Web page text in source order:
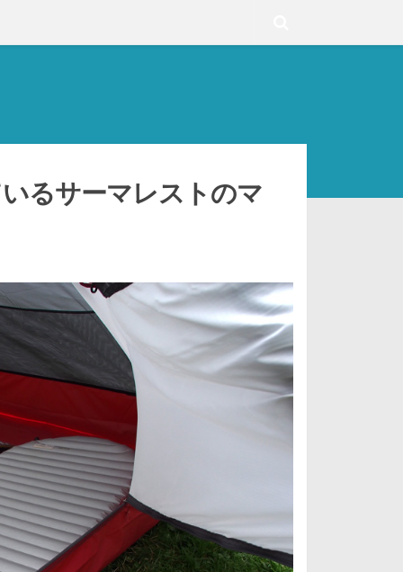
るサーマレストのマ